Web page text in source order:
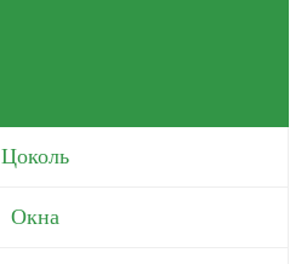
Цоколь
Окна